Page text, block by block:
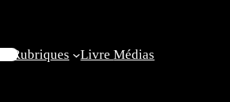
Rubriques LivreMédias